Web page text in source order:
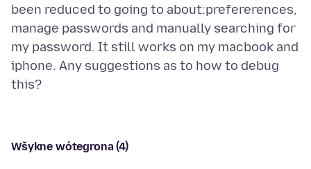
been reduced to going to about:prefererences,
manage passwords and manually searching for
my password. It still works on my macbook and
iphone. Any suggestions as to how to debug
Wšykne wótegrona (4)